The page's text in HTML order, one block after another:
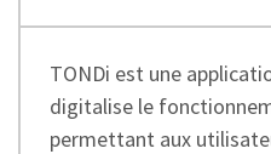
TONDi est une
digitalise le
permettant aux